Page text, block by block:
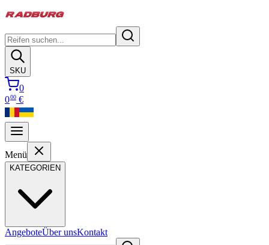
SKU
0
000 €
Menü
KATEGORIEN
AngeboteÜber unsKontakt